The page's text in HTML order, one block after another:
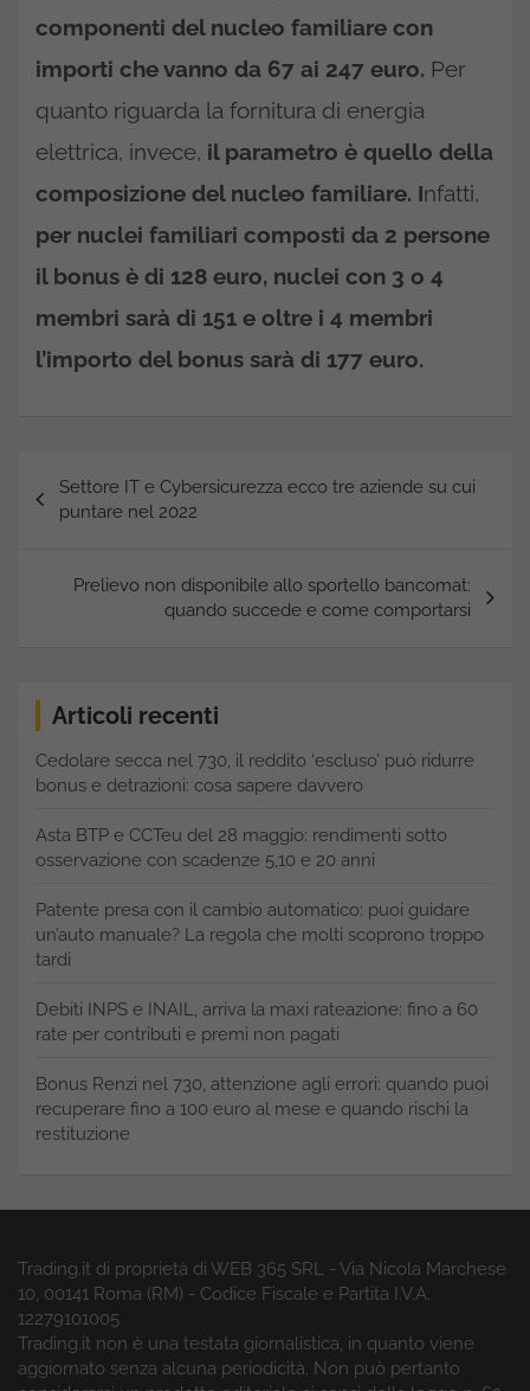
componenti del nucleo familiare con
importi che vanno da 67 ai 247 euro. Per
quanto riguarda la fornitura di energia
elettrica, invece, il parametro è quello della
composizione del nucleo familiare. Infatti,
per nuclei familiari composti da 2 persone
il bonus è di 128 euro, nuclei con 3 o 4
membri sarà di 151 e oltre i 4 membri
l’importo del bonus sarà di 177 euro.
articoli
Settore IT e Cybersicurezza ecco tre aziende su cui
puntare nel 2022
Prelievo non disponibile allo sportello bancomat:
quando succede e come comportarsi
Articoli recenti
Cedolare secca nel 730, il reddito ‘escluso’ può ridurre
bonus e detrazioni: cosa sapere davvero
Asta BTP e CCTeu del 28 maggio: rendimenti sotto
osservazione con scadenze 5,10 e 20 anni
Patente presa con il cambio automatico: puoi guidare
un’auto manuale? La regola che molti scoprono troppo
tardi
Debiti INPS e INAIL, arriva la maxi rateazione: fino a 60
rate per contributi e premi non pagati
Bonus Renzi nel 730, attenzione agli errori: quando puoi
recuperare fino a 100 euro al mese e quando rischi la
restituzione
Trading.it di proprietà di WEB 365 SRL - Via Nicola Marchese
10, 00141 Roma (RM) - Codice Fiscale e Partita I.V.A.
12279101005
Trading.it non è una testata giornalistica, in quanto viene
aggiornato senza alcuna periodicità. Non può pertanto